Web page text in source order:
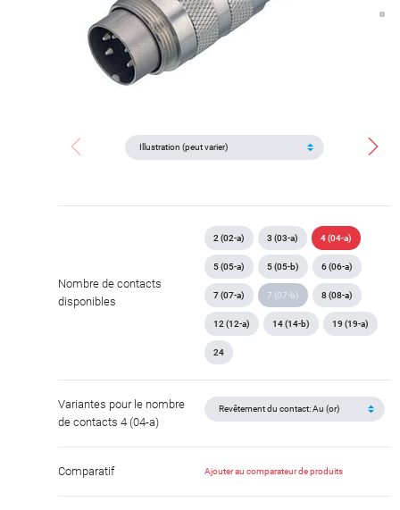
Nombre de contacts
disponibles
2 (02-a) 3 (03-a) 4 (04-a)
5 (05-a) 5 (05-b) 6 (06-a)
7 (07-a) 7 (07-b) 8 (08-a)
12 (12-a) 14 (14-b) 19 (19-a)
24
Variantes pour le nombre
de contacts 4 (04-a)
Comparatif Ajouter au comparateur de produits